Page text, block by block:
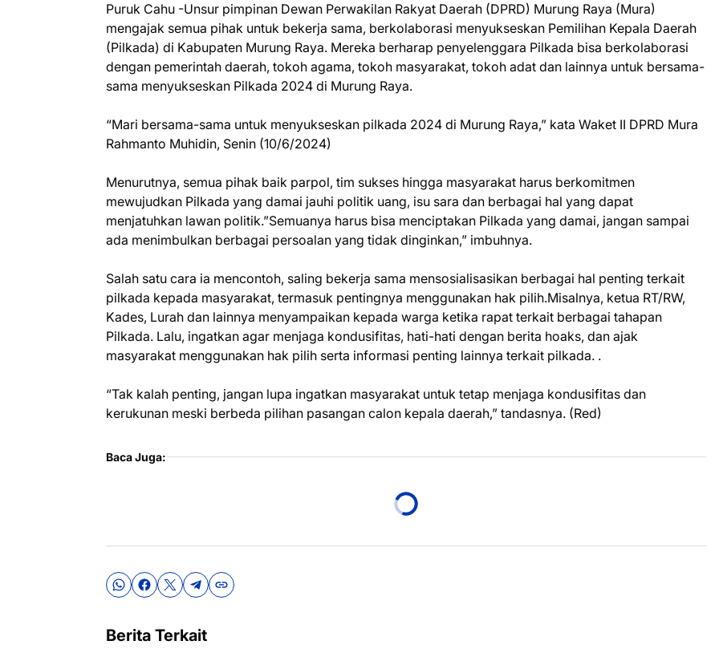
Puruk Cahu -Unsur pimpinan Dewan Perwakilan Rakyat Daerah (DPRD) Murung Raya (Mura)
mengajak semua pihak untuk bekerja sama, berkolaborasi menyukseskan Pemilihan Kepala Daerah
(Pilkada) di Kabupaten Murung Raya. Mereka berharap penyelenggara Pilkada bisa berkolaborasi
dengan pemerintah daerah, tokoh agama, tokoh masyarakat, tokoh adat dan lainnya untuk bersama-
sama menyukseskan Pilkada 2024 di Murung Raya.
“Mari bersama-sama untuk menyukseskan pilkada 2024 di Murung Raya,” kata Waket II DPRD Mura
Rahmanto Muhidin, Senin (10/6/2024)
Menurutnya, semua pihak baik parpol, tim sukses hingga masyarakat harus berkomitmen
mewujudkan Pilkada yang damai jauhi politik uang, isu sara dan berbagai hal yang dapat
menjatuhkan lawan politik.”Semuanya harus bisa menciptakan Pilkada yang damai, jangan sampai
ada menimbulkan berbagai persoalan yang tidak dinginkan,” imbuhnya.
Salah satu cara ia mencontoh, saling bekerja sama mensosialisasikan berbagai hal penting terkait
pilkada kepada masyarakat, termasuk pentingnya menggunakan hak pilih.Misalnya, ketua RT/RW,
Kades, Lurah dan lainnya menyampaikan kepada warga ketika rapat terkait berbagai tahapan
Pilkada. Lalu, ingatkan agar menjaga kondusifitas, hati-hati dengan berita hoaks, dan ajak
masyarakat menggunakan hak pilih serta informasi penting lainnya terkait pilkada. .
“Tak kalah penting, jangan lupa ingatkan masyarakat untuk tetap menjaga kondusifitas dan
kerukunan meski berbeda pilihan pasangan calon kepala daerah,” tandasnya. (Red)
Baca Juga:
Berita Terkait